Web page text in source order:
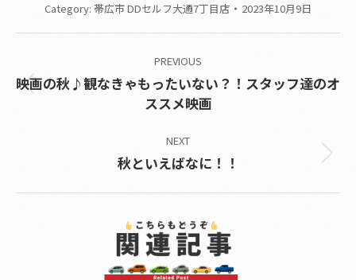
Category: 帯広市 DDセルフ大通7丁目店 2023年10月9日
PREVIOUS
Previous
post:
映画の秋♪観なきゃもったいない？！スタッフ達のオ
ススメ映画
NEXT
Next
秋といえばなに！！